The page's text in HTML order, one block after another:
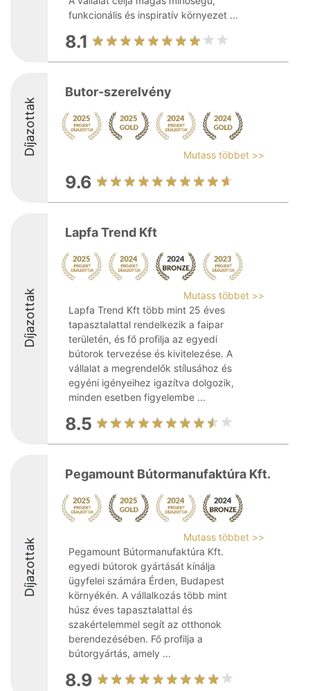
funkcionális és inspiratív környezet ...
8.1
Díjazottak
Butor-szerelvény
Mutass többet >>
9.6
Díjazottak
Lapfa Trend Kft
Mutass többet >>
Lapfa Trend Kft több mint 25 éves
tapasztalattal rendelkezik a faipar
területén, és fő profilja az egyedi
bútorok tervezése és kivitelezése. A
vállalat a megrendelők stílusához és
egyéni igényeihez igazítva dolgozik,
minden esetben figyelembe ...
8.5
Díjazottak
Pegamount Bútormanufaktúra Kft.
Mutass többet >>
Pegamount Bútormanufaktúra Kft.
egyedi bútorok gyártását kínálja
ügyfelei számára Érden, Budapest
környékén. A vállalkozás több mint
húsz éves tapasztalattal és
szakértelemmel segít az otthonok
berendezésében. Fő profilja a
bútorgyártás, amely ...
8.9